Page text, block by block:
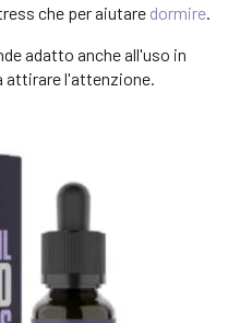
che per aiutare dormire.
adatto anche all'uso in
attirare l'attenzione.